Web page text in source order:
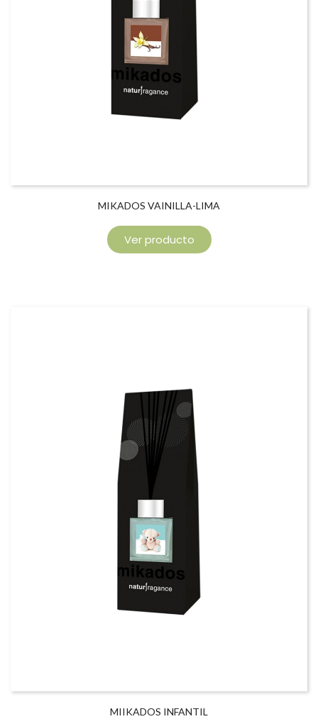
MIKADOS VAINILLA-LIMA
Ver producto
MIIKADOS INFANTIL